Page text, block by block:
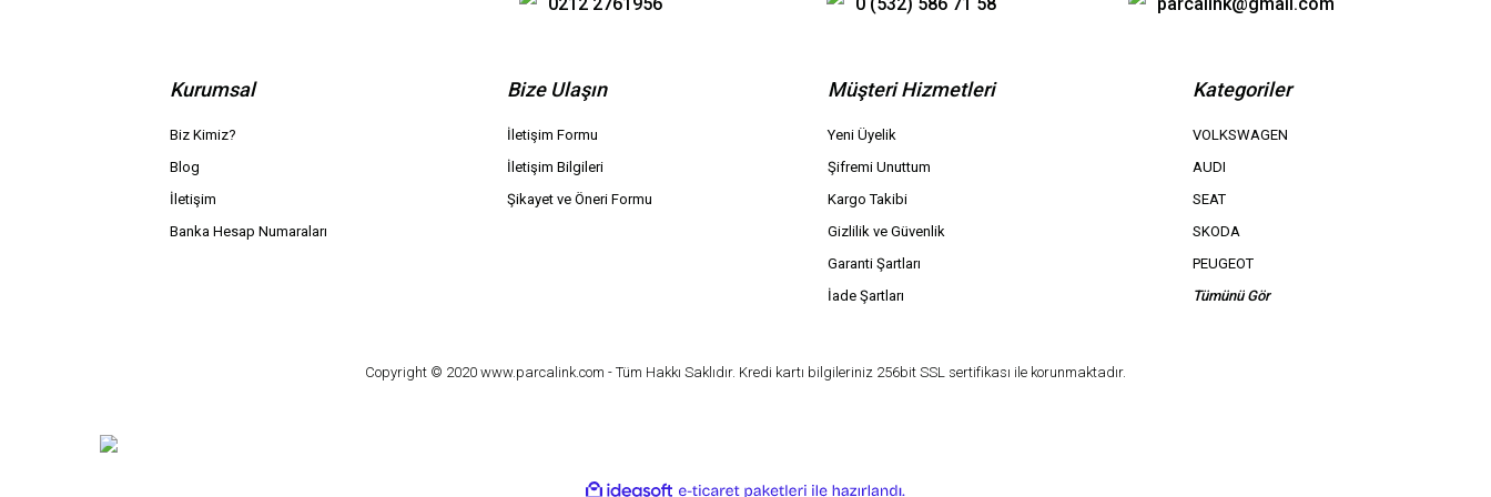
Kurumsal
Biz Kimiz?
Blog
İletişim
Banka Hesap Numaraları
Bize Ulaşın
İletişim Formu
İletişim Bilgileri
Şikayet ve Öneri Formu
Müşteri Hizmetleri
Yeni Üyelik
Şifremi Unuttum
Kargo Takibi
Gizlilik ve Güvenlik
Garanti Şartları
İade Şartları
Kategoriler
VOLKSWAGEN
AUDI
SEAT
SKODA
PEUGEOT
Tümünü Gör
Copyright © 2020 www.parcalink.com - Tüm Hakkı Saklıdır. Kredi kartı bilgileriniz 256bit SSL sertifikası ile korunmaktadır.
ideasoft e-